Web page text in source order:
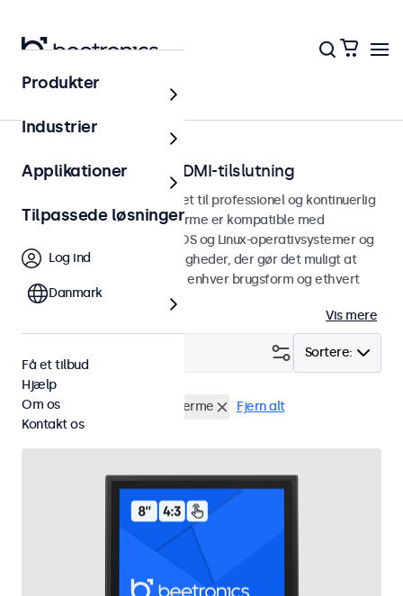
Hjem
Touchskærme med HDMI-tilslutning
HDMI touchskærme designet til professionel og kontinuerlig
brug. Disse HDMI-touchskærme er kompatible med
Windows, macOS, ChromeOS og Linux-operativsystemer og
har alsidige monteringsmuligheder, der gør det muligt at
integrere dem problemfrit i enhver brugsform og ethvert
miljø.
Vis mere
Sortere:
HDMI 8 tommer touchskærme Fjern alt
Produkter
Industrier
Applikationer
Tilpassede løsninger
Log ind
Danmark
Få et tilbud
Hjælp
Om os
Kontakt os